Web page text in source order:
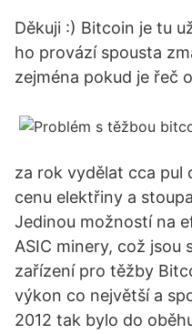
Děkuji :) Bitcoin je tu
ho provází spousta
zejména pokud je řeč
za rok vydělat cca pul
cenu elektřiny a
Jedinou možností na
ASIC minery, což jsou
zařízení pro těžby
výkon co největší a
2012 tak bylo do